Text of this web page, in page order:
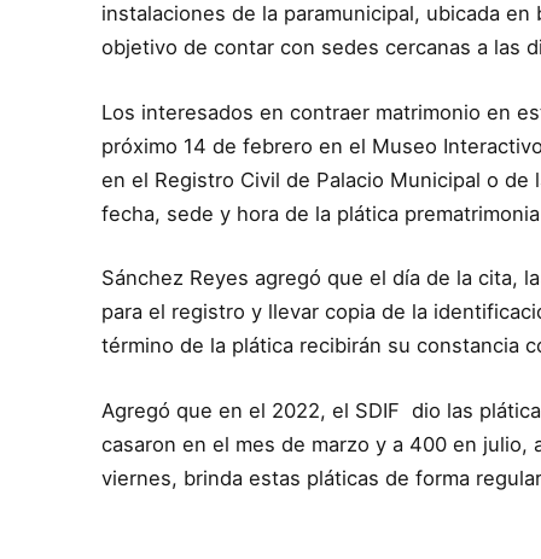
instalaciones de la paramunicipal, ubicada
objetivo de contar con sedes cercanas a las
Los interesados en contraer matrimonio en
próximo 14 de febrero en el Museo
en el Registro Civil de Palacio Municipal o
fecha, sede y hora de la plática
Sánchez Reyes agregó que el día de la cita,
para el registro y llevar copia de la
término de la plática recibirán su constancia
Agregó que en el 2022, el SDIF dio las
casaron en el mes de marzo y a 400 en julio,
viernes, brinda estas pláticas de forma